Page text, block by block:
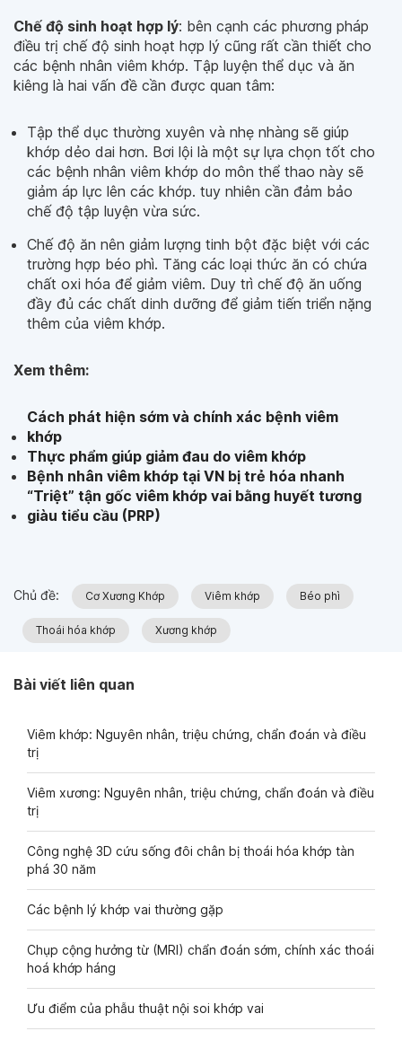
Chế độ sinh hoạt hợp lý: bên cạnh các phương pháp
điều trị chế độ sinh hoạt hợp lý cũng rất cần thiết cho
các bệnh nhân viêm khớp. Tập luyện thể dục và ăn
kiêng là hai vấn đề cần được quan tâm:
Tập thể dục thường xuyên và nhẹ nhàng sẽ giúp
khớp dẻo dai hơn. Bơi lội là một sự lựa chọn tốt cho
các bệnh nhân viêm khớp do môn thể thao này sẽ
giảm áp lực lên các khớp. tuy nhiên cần đảm bảo
chế độ tập luyện vừa sức.
Chế độ ăn nên giảm lượng tinh bột đặc biệt với các
trường hợp béo phì. Tăng các loại thức ăn có chứa
chất oxi hóa để giảm viêm. Duy trì chế độ ăn uống
đầy đủ các chất dinh dưỡng để giảm tiến triển nặng
thêm của viêm khớp.
Xem thêm:
Cách phát hiện sớm và chính xác bệnh viêm
khớp
Thực phẩm giúp giảm đau do viêm khớp
Bệnh nhân viêm khớp tại VN bị trẻ hóa nhanh
“Triệt” tận gốc viêm khớp vai bằng huyết tương
giàu tiểu cầu (PRP)
Chủ đề: Cơ Xương Khớp Viêm khớp Béo phì
Thoái hóa khớp Xương khớp
Bài viết liên quan
Viêm khớp: Nguyên nhân, triệu chứng, chẩn đoán và điều
trị
Viêm xương: Nguyên nhân, triệu chứng, chẩn đoán và điều
trị
Công nghệ 3D cứu sống đôi chân bị thoái hóa khớp tàn
phá 30 năm
Các bệnh lý khớp vai thường gặp
Chụp cộng hưởng từ (MRI) chẩn đoán sớm, chính xác thoái
hoá khớp háng
Ưu điểm của phẫu thuật nội soi khớp vai